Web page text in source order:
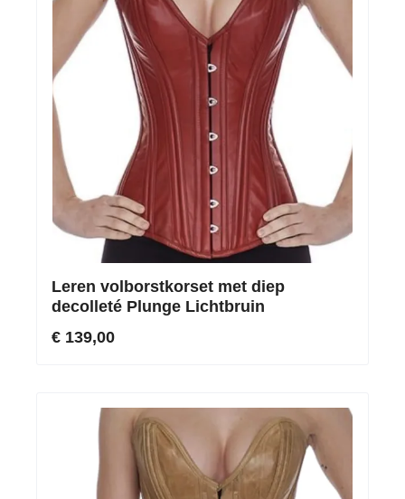
Leren volborstkorset met diep
decolleté Plunge Lichtbruin
€ 139,00